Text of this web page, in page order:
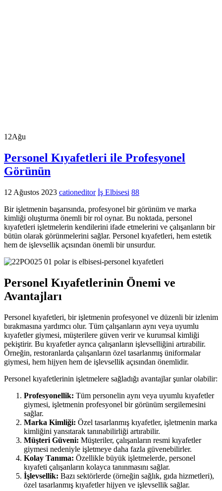
12Ağu
Personel Kıyafetleri ile Profesyonel
Görünün
12 Ağustos 2023 cationeditor İş Elbisesi 88
Bir işletmenin başarısında, profesyonel bir görünüm ve marka
kimliği oluşturma önemli bir rol oynar. Bu noktada, personel
kıyafetleri işletmelerin kendilerini ifade etmelerini ve çalışanların bir
bütün olarak görünmelerini sağlar. Personel kıyafetleri, hem estetik
hem de işlevsellik açısından önemli bir unsurdur.
Personel Kıyafetlerinin Önemi ve
Avantajları
Personel kıyafetleri, bir işletmenin profesyonel ve düzenli bir izlenim
bırakmasına yardımcı olur. Tüm çalışanların aynı veya uyumlu
kıyafetler giymesi, müşterilere güven verir ve kurumsal kimliği
pekiştirir. Bu kıyafetler ayrıca çalışanların işlevselliğini artırabilir.
Örneğin, restoranlarda çalışanların özel tasarlanmış üniformalar
giymesi, hem hijyen hem de işlevsellik açısından önemlidir.
Personel kıyafetlerinin işletmelere sağladığı avantajlar şunlar olabilir:
Profesyonellik: Tüm personelin aynı veya uyumlu kıyafetler
giymesi, işletmenin profesyonel bir görünüm sergilemesini
sağlar.
Marka Kimliği: Özel tasarlanmış kıyafetler, işletmenin marka
kimliğini yansıtarak tanınabilirliği artırabilir.
Müşteri Güveni: Müşteriler, çalışanların resmi kıyafetler
giymesi nedeniyle işletmeye daha fazla güvenebilirler.
Kolay Tanıma: Özellikle büyük işletmelerde, personel
kıyafeti çalışanların kolayca tanınmasını sağlar.
İşlevsellik: Bazı sektörlerde (örneğin sağlık, gıda hizmetleri),
özel tasarlanmış kıyafetler hijyen ve işlevsellik sağlar.